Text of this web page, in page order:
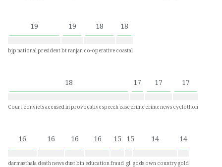
19
bjp national president
19
bt ranjan
18
co-operative
18
coastal
18
Court convicts accused in provocative speech case
17
crime
17
crime news
17
cyclothon
16
darmasthala
16
death news
16
dust bin
16
education
15
fraud
15
gl
14
gods own country
14
gold